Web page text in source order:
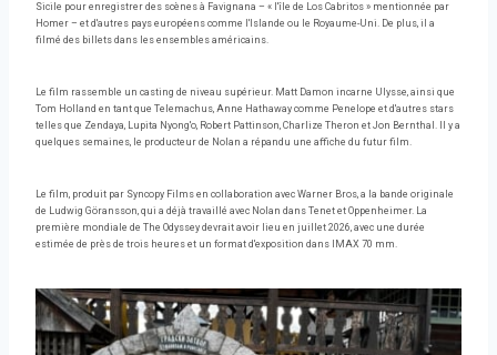
Sicile pour enregistrer des scènes à Favignana – « l'île de Los Cabritos » mentionnée par
Homer – et d'autres pays européens comme l'Islande ou le Royaume-Uni. De plus, il a
filmé des billets dans les ensembles américains.
Le film rassemble un casting de niveau supérieur. Matt Damon incarne Ulysse, ainsi que
Tom Holland en tant que Telemachus, Anne Hathaway comme Penelope et d'autres stars
telles que Zendaya, Lupita Nyong'o, Robert Pattinson, Charlize Theron et Jon Bernthal. Il y a
quelques semaines, le producteur de Nolan a répandu une affiche du futur film.
Le film, produit par Syncopy Films en collaboration avec Warner Bros, a la bande originale
de Ludwig Göransson, qui a déjà travaillé avec Nolan dans Tenet et Oppenheimer. La
première mondiale de The Odyssey devrait avoir lieu en juillet 2026, avec une durée
estimée de près de trois heures et un format d'exposition dans IMAX 70 mm.